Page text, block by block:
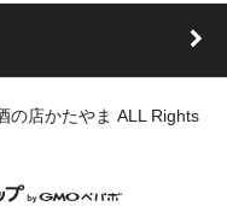
の店かたやま ALL Rights